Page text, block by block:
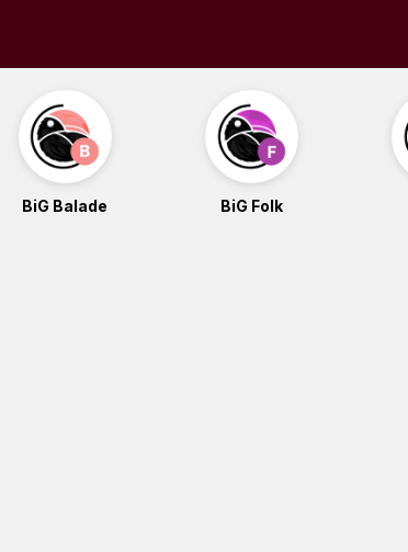
BiG Balade BiG Folk